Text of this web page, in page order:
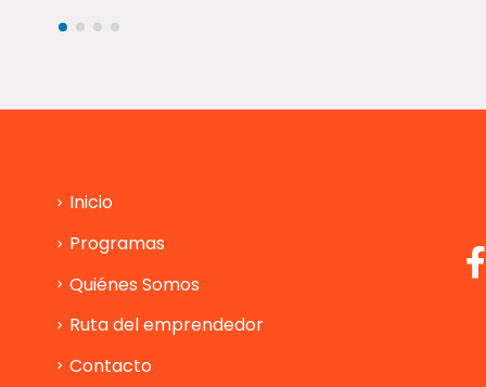
Inicio
Programas
Quiénes Somos
Ruta del emprendedor
Contacto